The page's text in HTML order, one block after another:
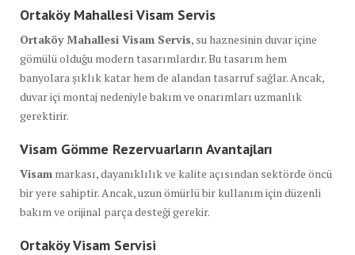
Ortaköy Mahallesi Visam Servis
Ortaköy Mahallesi Visam Servis, su haznesinin duvar içine
gömülü olduğu modern tasarımlardır. Bu tasarım hem
banyolara şıklık katar hem de alandan tasarruf sağlar. Ancak,
duvar içi montaj nedeniyle bakım ve onarımları uzmanlık
gerektirir.
Visam Gömme Rezervuarların Avantajları
Visam markası, dayanıklılık ve kalite açısından sektörde öncü
bir yere sahiptir. Ancak, uzun ömürlü bir kullanım için düzenli
bakım ve orijinal parça desteği gerekir.
Ortaköy Visam Servisi